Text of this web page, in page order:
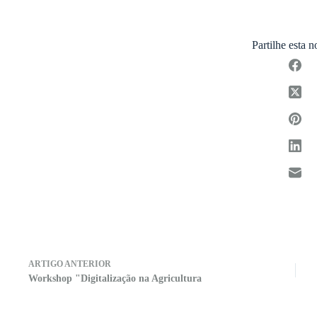
Partilhe esta
ARTIGO ANTERIOR
Workshop "Digitalização na Agricultura